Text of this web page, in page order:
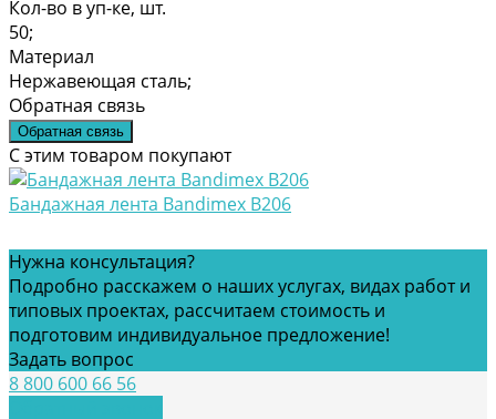
Кол-во в уп-ке, шт.
50;
Материал
Нержавеющая сталь;
Обратная связь
Обратная связь
С этим товаром покупают
Бандажная лента Bandimex В206
Нужна консультация?
Подробно расскажем о наших услугах, видах работ и
типовых проектах, рассчитаем стоимость и
подготовим индивидуальное предложение!
Задать вопрос
8 800 600 66 56